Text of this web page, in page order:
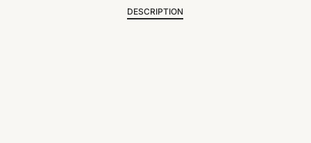
DESCRIPTION